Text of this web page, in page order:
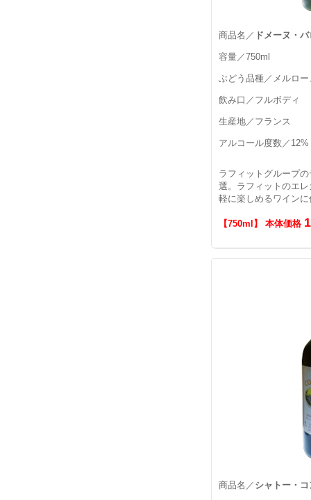
商品名／ ドメーヌ・
容量／750ml
ぶどう品種／メルロ
飲み口／フルボディ
生産地／フランス
アルコール度数／12%
ラフィットグループ
選。ラフィットのエ
軽に楽しめるワイン
【750ml】 本体価格
商品名／ シャトー・